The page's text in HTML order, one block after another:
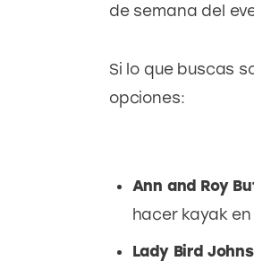
de semana del
Si lo que buscas
opciones:
Ann and Roy
hacer kayak
Lady Bird